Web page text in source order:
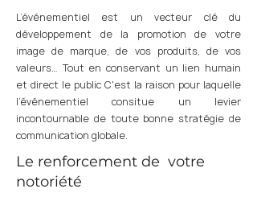
L’événementiel est un vecteur clé du
développement de la promotion de votre
image de marque, de vos produits, de vos
valeurs… Tout en conservant un lien humain
et direct le public C'est la raison pour laquelle
l’événementiel consitue un levier
incontournable de toute bonne stratégie de
communication globale.
Le renforcement de votre
notoriété